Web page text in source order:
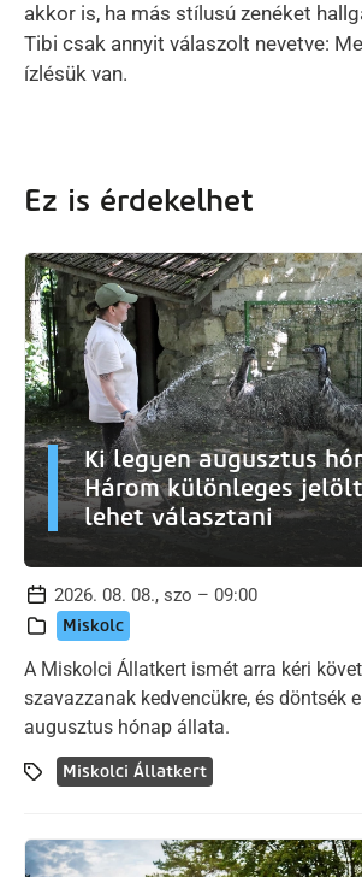
akkor is, ha más stílusú zenéket
Tibi csak annyit válaszolt nevetve:
ízlésük van.
Ez is érdekelhet
Ki legyen augusztus
Három különleges
lehet választani
2026. 08. 08., szo – 09:00
Miskolc
A Miskolci Állatkert ismét arra kéri
szavazzanak kedvencükre, és döntsék
augusztus hónap állata.
Miskolci Állatkert